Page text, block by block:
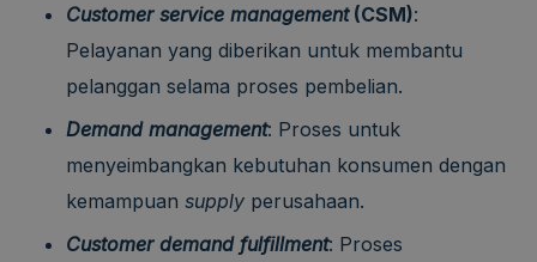
Customer service management(CSM):
Pelayanan yang diberikan untuk membantu
pelanggan selama proses pembelian.
Demand management: Proses untuk
menyeimbangkan kebutuhan konsumen dengan
kemampuan supply perusahaan.
Customer demand fulfillment: Proses